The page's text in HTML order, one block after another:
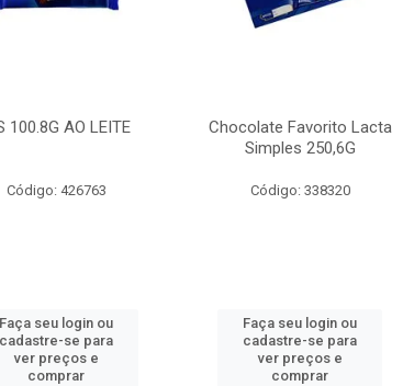
100.8G AO LEITE
Código: 426763
Faça seu login ou
cadastre-se para
ver preços e
comprar
Chocolate Favorito Lacta
Simples 250,6G
Código: 338320
Faça seu login ou
cadastre-se para
ver preços e
comprar